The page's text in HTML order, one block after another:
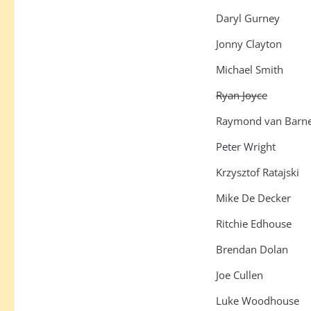
Daryl Gurney
Jonny Clayton
Michael Smith
Ryan Joyce
Raymond van
Peter Wright
Krzysztof Ratajski
Mike De Decker
Ritchie Edhouse
Brendan Dolan
Joe Cullen
Luke Woodhouse